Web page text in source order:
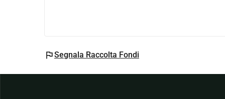
flagSegnala Raccolta Fondi